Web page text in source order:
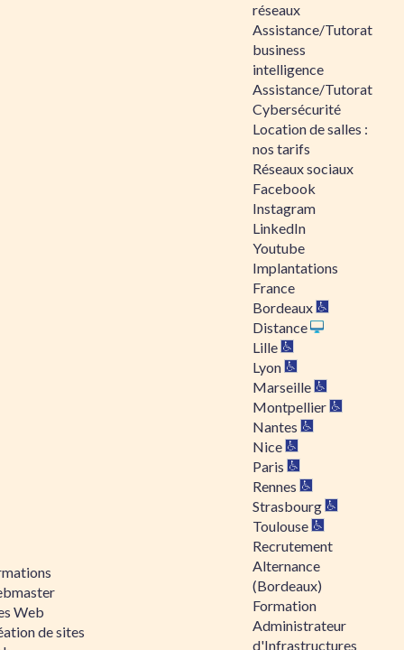
Web
de sites
réseaux
Assistance/Tutorat
business
intelligence
Assistance/Tutorat
Cybersécurité
Location de salles :
nos tarifs
Réseaux sociaux
Facebook
Instagram
LinkedIn
Youtube
Implantations
France
Bordeaux
Distance
Lille
Lyon
Marseille
Montpellier
Nantes
Nice
Paris
Rennes
Strasbourg
Toulouse
Recrutement
Alternance
(Bordeaux)
Formation
Administrateur
d'Infrastructures